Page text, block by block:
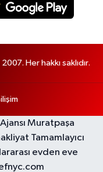
Her hakkı saklıdır.
Muratpaşa
Tamamlayıcı
evden eve